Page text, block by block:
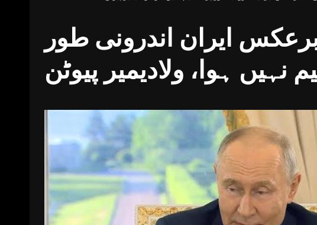
ایران اندرونی طور
نہیں ہوا، ولادیمیر پیوٹن